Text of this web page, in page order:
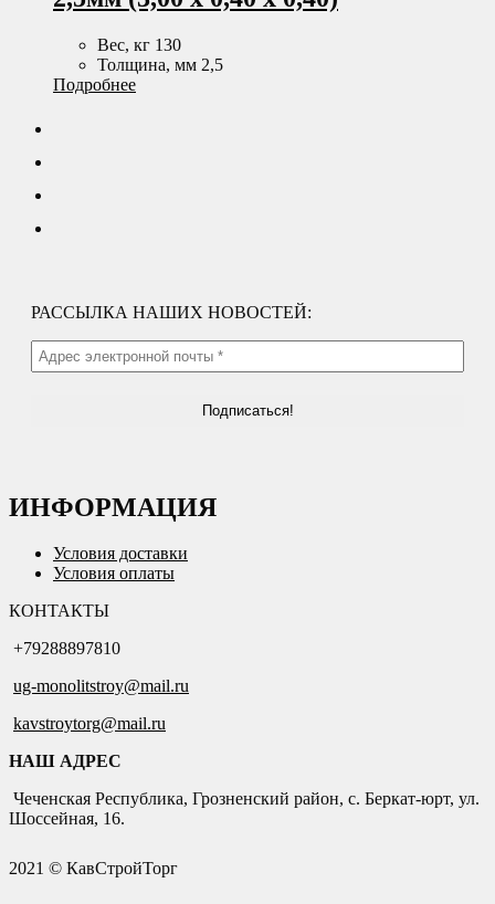
Вес, кг 130
Толщина, мм 2,5
Подробнее
РАССЫЛКА НАШИХ НОВОСТЕЙ:
ИНФОРМАЦИЯ
Условия доставки
Условия оплаты
КОНТАКТЫ
+79288897810
ug-monolitstroy@mail.ru
kavstroytorg@mail.ru
НАШ АДРЕС
Чеченская Республика, Грозненский район, с. Беркат-юрт, ул.
Шоссейная, 16.
2021 © КавСтройТорг